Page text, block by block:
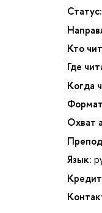
Статус:
Кто
Где
Когда
Охват
Язык: